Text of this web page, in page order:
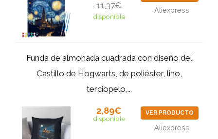
11,37€
disponible
Aliexpress
Funda de almohada cuadrada con diseño del
Castillo de Hogwarts, de poliéster, lino,
terciopelo,...
2,89€
disponible
VER PRODUCTO
Aliexpress